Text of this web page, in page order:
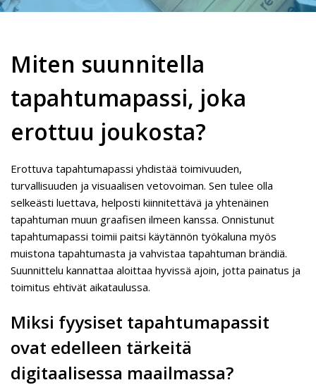
Miten suunnitella
tapahtumapassi, joka
erottuu joukosta?
Erottuva tapahtumapassi yhdistää toimivuuden,
turvallisuuden ja visuaalisen vetovoiman. Sen tulee olla
selkeästi luettava, helposti kiinnitettävä ja yhtenäinen
tapahtuman muun graafisen ilmeen kanssa. Onnistunut
tapahtumapassi toimii paitsi käytännön työkaluna myös
muistona tapahtumasta ja vahvistaa tapahtuman brändiä.
Suunnittelu kannattaa aloittaa hyvissä ajoin, jotta painatus ja
toimitus ehtivät aikataulussa.
Miksi fyysiset tapahtumapassit
ovat edelleen tärkeitä
digitaalisessa maailmassa?